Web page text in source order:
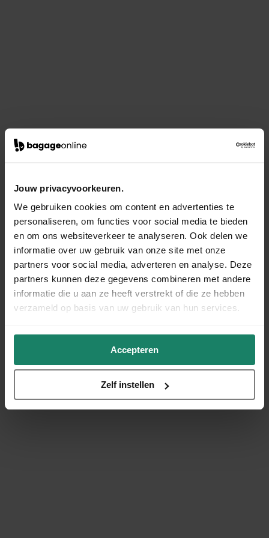
Jouw privacyvoorkeuren.
We gebruiken cookies om content en advertenties te
personaliseren, om functies voor social media te bieden
en om ons websiteverkeer te analyseren. Ook delen we
informatie over uw gebruik van onze site met onze
partners voor social media, adverteren en analyse. Deze
partners kunnen deze gegevens combineren met andere
informatie die u aan ze heeft verstrekt of die ze hebben
verzameld op basis van uw gebruik van hun services.
Accepteren
Zelf instellen